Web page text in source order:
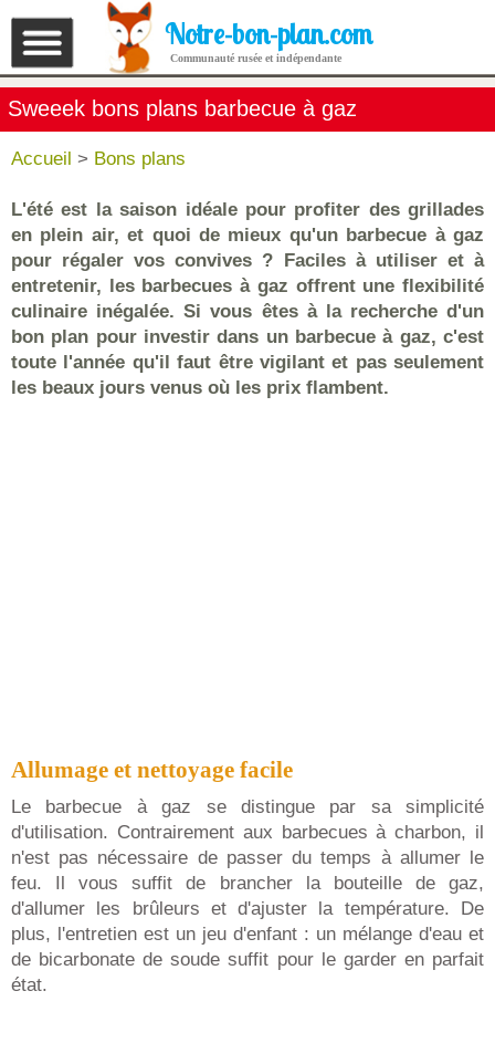
Notre-bon-plan.com
Communauté rusée et indépendante
Sweeek bons plans barbecue à gaz
Accueil > Bons plans
L'été est la saison idéale pour profiter des grillades
en plein air, et quoi de mieux qu'un barbecue à gaz
pour régaler vos convives ? Faciles à utiliser et à
entretenir, les barbecues à gaz offrent une flexibilité
culinaire inégalée. Si vous êtes à la recherche d'un
bon plan pour investir dans un barbecue à gaz, c'est
toute l'année qu'il faut être vigilant et pas seulement
les beaux jours venus où les prix flambent.
Allumage et nettoyage facile
Le barbecue à gaz se distingue par sa simplicité
d'utilisation. Contrairement aux barbecues à charbon, il
n'est pas nécessaire de passer du temps à allumer le
feu. Il vous suffit de brancher la bouteille de gaz,
d'allumer les brûleurs et d'ajuster la température. De
plus, l'entretien est un jeu d'enfant : un mélange d'eau et
de bicarbonate de soude suffit pour le garder en parfait
état.